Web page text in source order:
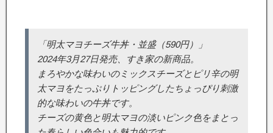
「明太マヨチーズ牛丼・並盛（590円）」
2024年3月27日発売、すき家の新商品。
まろやかな味わいのミックスチーズとピリ辛の明
太マヨをたっぷりトッピングしたちょっぴり刺激
的な味わいの牛丼です。
チーズの黄色と明太マヨの淡いピンク色をまとっ